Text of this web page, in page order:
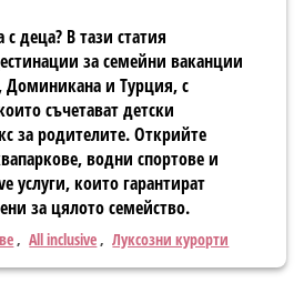
деца? В тази статия
за семейни ваканции
и Турция, с
съчетават детски
за родителите. Открийте
водни спортове и
услуги, които гарантират
за цялото семейство.
All inclusive Луксозни курорти